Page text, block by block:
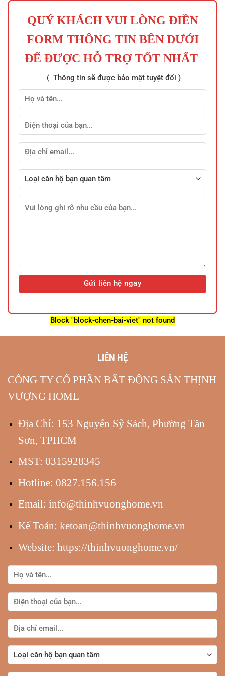
QUÝ KHÁCH VUI LÒNG ĐIỀN
FORM THÔNG TIN BÊN DƯỚI
ĐỂ ĐƯỢC HỖ TRỢ TỐT NHẤT
( Thông tin sẽ được bảo mật tuyệt đối )
Block "block-chen-bai-viet" not found
LIÊN HỆ
CÔNG TY CỔ PHẦN BẤT ĐỘNG SẢN THỊNH
VƯỢNG HOME
Địa Chỉ: 153 Nguyễn Sỹ Sách, Phường Tân
Sơn, TPHCM
MST: 0315928345
Hotline: 0827.156.156
Email: info@thinhvuonghome.vn
Kế Toán: ketoan@thinhvuonghome.vn
Website: https://thinhvuonghome.vn/